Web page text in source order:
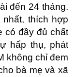
đến 24 tháng.
thích hợp
có đầy đủ chất
hấp thụ, phát
không chỉ đem
bà mẹ và xã